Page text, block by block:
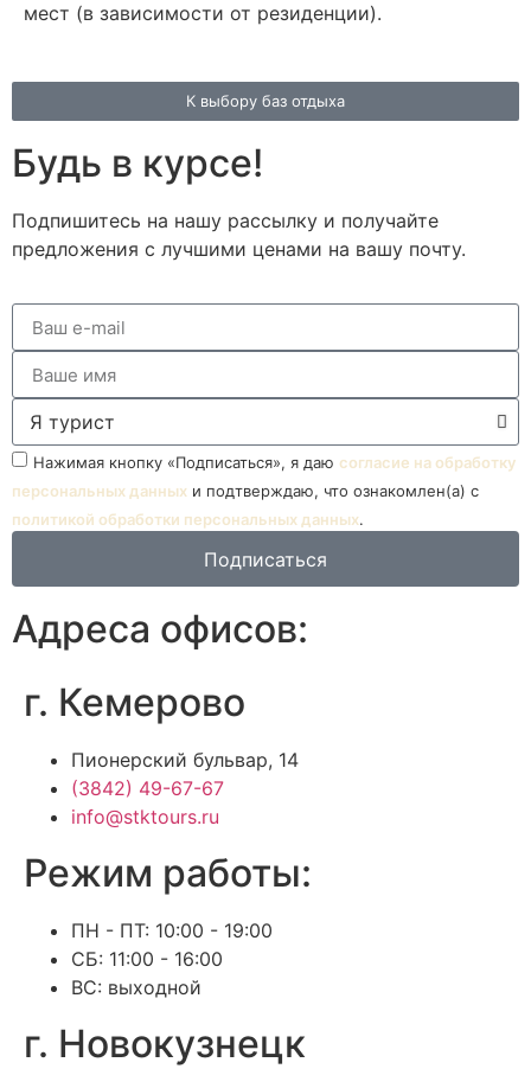
мест (в зависимости от резиденции).
К выбору баз отдыха
Будь в курсе!
Подпишитесь на нашу рассылку и получайте
предложения с лучшими ценами на вашу почту.
Нажимая кнопку «Подписаться», я даю согласие на обработку
персональных данных и подтверждаю, что ознакомлен(а) с
политикой обработки персональных данных.
Подписаться
Адреса офисов:
г. Кемерово
Пионерский бульвар, 14
(3842) 49-67-67
info@stktours.ru
Режим работы:
ПН - ПТ: 10:00 - 19:00
СБ: 11:00 - 16:00
ВС: выходной
г. Новокузнецк